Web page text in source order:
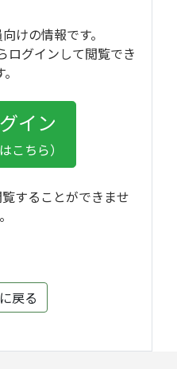
登録イベントページ
s?
〇× を選択してく
メントにメールアド
けの情報です。
ログインして閲覧でき
イン
こちら）
することができませ
戻る